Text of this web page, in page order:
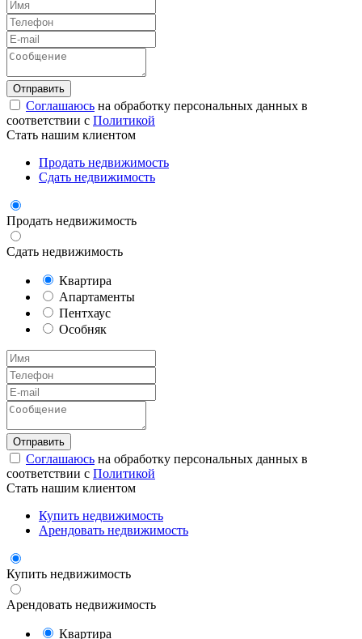
Соглашаюсь на обработку персональных данных в
соответствии с Политикой
Стать нашим клиентом
Продать недвижимость
Сдать недвижимость
Продать недвижимость
Сдать недвижимость
Квартира
Апартаменты
Пентхаус
Особняк
Соглашаюсь на обработку персональных данных в
соответствии с Политикой
Стать нашим клиентом
Купить недвижимость
Арендовать недвижимость
Купить недвижимость
Арендовать недвижимость
Квартира